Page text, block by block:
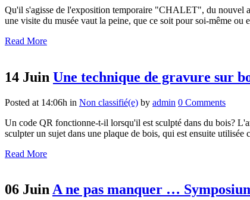
Qu'il s'agisse de l'exposition temporaire "CHALET", du nouvel
une visite du musée vaut la peine, que ce soit pour soi-même
Read More
14 Juin Une technique de gravure sur
Posted at 14:06h in Non classifié(e) by admin 0 Comments
Un code QR fonctionne-t-il lorsqu'il est sculpté dans du bois?
sculpter un sujet dans une plaque de bois, qui est ensuite
Read More
06 JuinA ne pas manquer …